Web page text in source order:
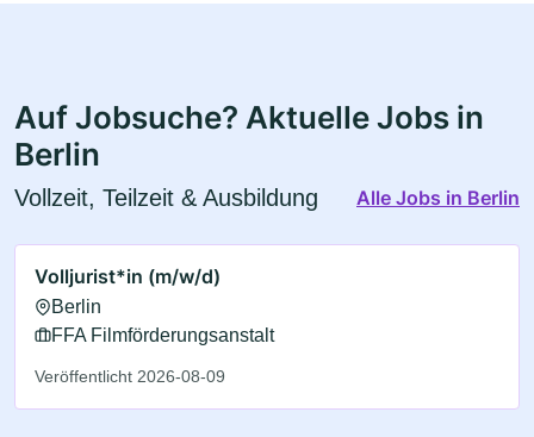
Auf Jobsuche? Aktuelle Jobs in
Berlin
Vollzeit, Teilzeit & Ausbildung Alle Jobs in Berlin
Volljurist*in (m/w/d)
Berlin
FFA Filmförderungsanstalt
Veröffentlicht 2026-08-09